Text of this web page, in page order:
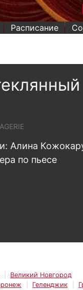
Расписание
Алина
по пьесе
Великий Новгород
Геленджик